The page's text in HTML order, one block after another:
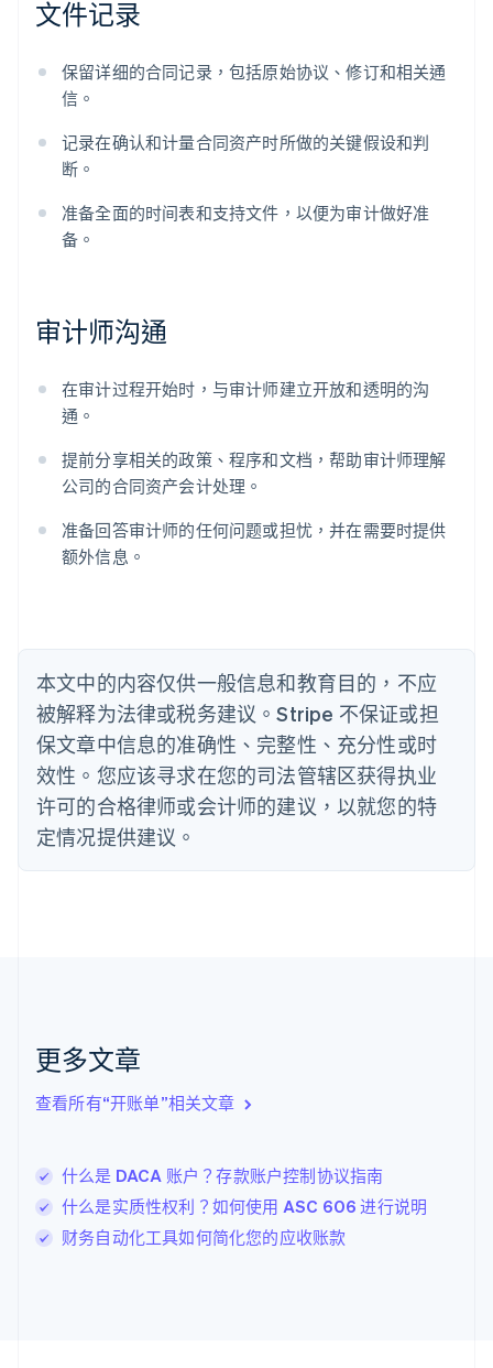
文件记录
保留详细的合同记录，包括原始协议、修订和相关通
信。
记录在确认和计量合同资产时所做的关键假设和判
断。
准备全面的时间表和支持文件，以便为审计做好准
备。
审计师沟通
在审计过程开始时，与审计师建立开放和透明的沟
通。
提前分享相关的政策、程序和文档，帮助审计师理解
公司的合同资产会计处理。
准备回答审计师的任何问题或担忧，并在需要时提供
额外信息。
本文中的内容仅供一般信息和教育目的，不应
被解释为法律或税务建议。Stripe 不保证或担
保文章中信息的准确性、完整性、充分性或时
效性。您应该寻求在您的司法管辖区获得执业
许可的合格律师或会计师的建议，以就您的特
定情况提供建议。
更多文章
查看所有“开账单”相关文章
什么是 DACA 账户？存款账户控制协议指南
什么是实质性权利？如何使用 ASC 606 进行说明
财务自动化工具如何简化您的应收账款
English
爱沙尼亚
English
DeutschEnglish
澳大利亚
巴西
PortuguêsEnglish
English
丹麦
English
德国
DeutschEnglish
法国
FrançaisEnglish
芬兰
EnglishSvenska
English Italiano
拉脱维亚
立陶宛
DeutschEnglish
卢森堡
Français Deutsch English
罗马尼亚